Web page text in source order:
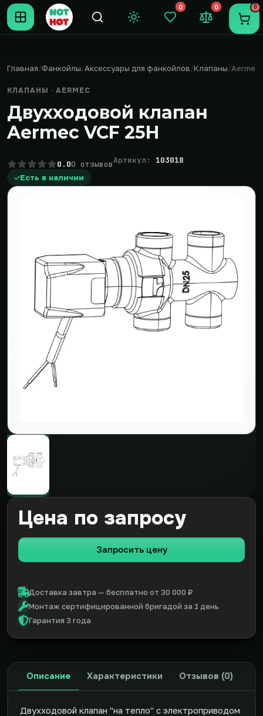
Темная тема
0
Закладки (0)
0
Сравнение
0
Главная Фанкойлы Аксессуары для фанкойлов Клапаны Aermec
КЛАПАНЫ · AERMEC
Двухходовой клапан
Aermec VCF 25H
0.00 отзывовАртикул: 103018
Есть в наличии
Цена по запросу
Запросить цену
Доставка завтра — бесплатно от 30 000 ₽
Монтаж сертифицированной бригадой за 1 день
Гарантия 3 года
Описание Характеристики Отзывов (0)
Двухходовой клапан "на тепло" с электроприводом